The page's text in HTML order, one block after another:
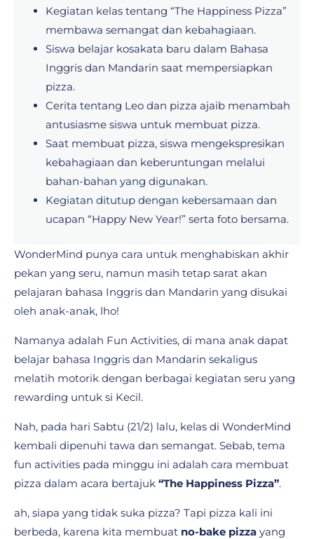
Kegiatan kelas tentang “The Happiness Pizza”
membawa semangat dan kebahagiaan.
Siswa belajar kosakata baru dalam Bahasa
Inggris dan Mandarin saat mempersiapkan
pizza.
Cerita tentang Leo dan pizza ajaib menambah
antusiasme siswa untuk membuat pizza.
Saat membuat pizza, siswa mengekspresikan
kebahagiaan dan keberuntungan melalui
bahan-bahan yang digunakan.
Kegiatan ditutup dengan kebersamaan dan
ucapan “Happy New Year!” serta foto bersama.
WonderMind punya cara untuk menghabiskan akhir
pekan yang seru, namun masih tetap sarat akan
pelajaran bahasa Inggris dan Mandarin yang disukai
oleh anak-anak, lho!
Namanya adalah Fun Activities, di mana anak dapat
belajar bahasa Inggris dan Mandarin sekaligus
melatih motorik dengan berbagai kegiatan seru yang
rewarding untuk si Kecil.
Nah, pada hari Sabtu (21/2) lalu, kelas di WonderMind
kembali dipenuhi tawa dan semangat. Sebab, tema
fun activities pada minggu ini adalah cara membuat
pizza dalam acara bertajuk “The Happiness Pizza”.
ah, siapa yang tidak suka pizza? Tapi pizza kali ini
berbeda, karena kita membuat no-bake pizza yang